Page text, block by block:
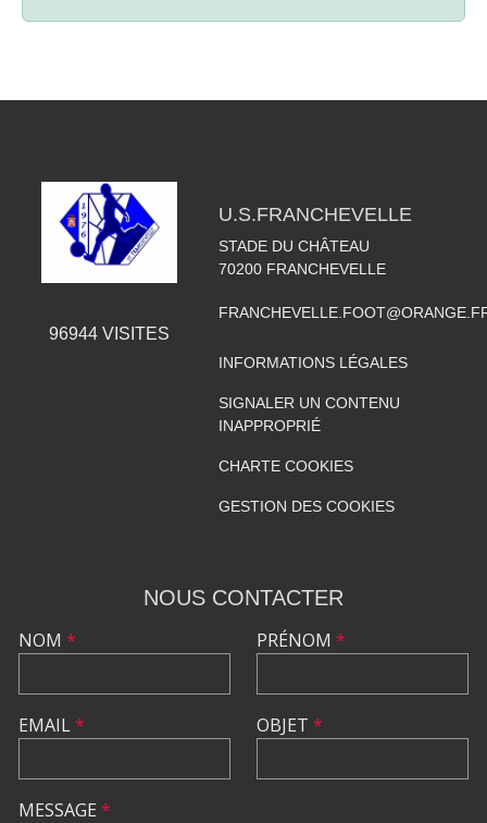
96944VISITES
U.S.FRANCHEVELLE
STADE DU CHÂTEAU
70200 FRANCHEVELLE
INFORMATIONS LÉGALES
SIGNALER UN CONTENU
INAPPROPRIÉ
CHARTE COOKIES
GESTION DES COOKIES
NOUS CONTACTER
NOM *
EMAIL*
PRÉNOM *
OBJET *
MESSAGE *